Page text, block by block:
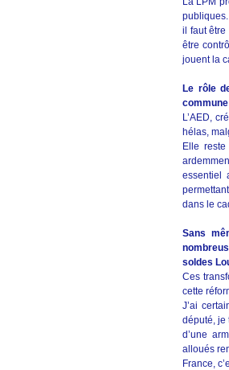
il faut être
être
jouent la
Le rôle
L’AED,
hélas,
Elle
essentiel
dans le
Sans
soldes
Ces
cette
J’ai
député, je
d’une
alloués
France,